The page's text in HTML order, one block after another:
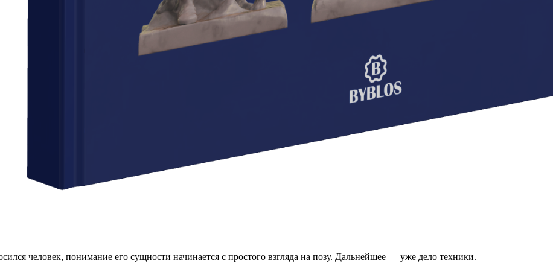
человек, понимание его сущности начинается с простого взгляда на позу. Дальнейшее — уже дело техники.